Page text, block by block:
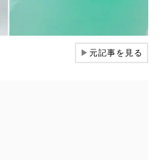
▶元記事を見る